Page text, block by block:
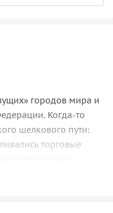
городов мира и
Когда-то
шелкового пути:
торговые
лет своей истории